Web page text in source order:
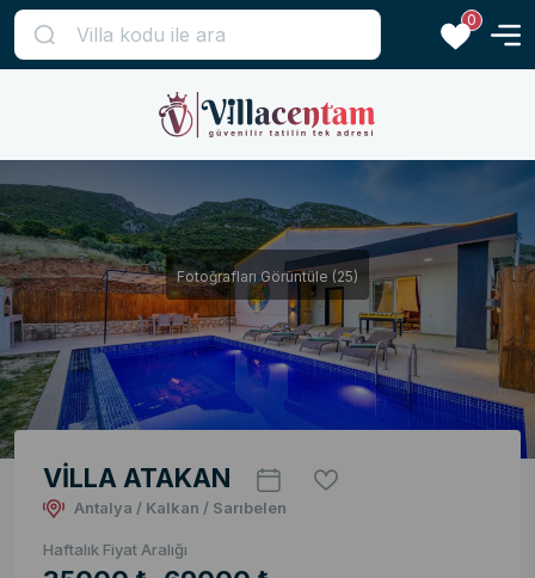
0
Fotoğrafları Görüntüle (25)
VİLLA ATAKAN
Antalya / Kalkan / Sarıbelen
Haftalık Fiyat Aralığı